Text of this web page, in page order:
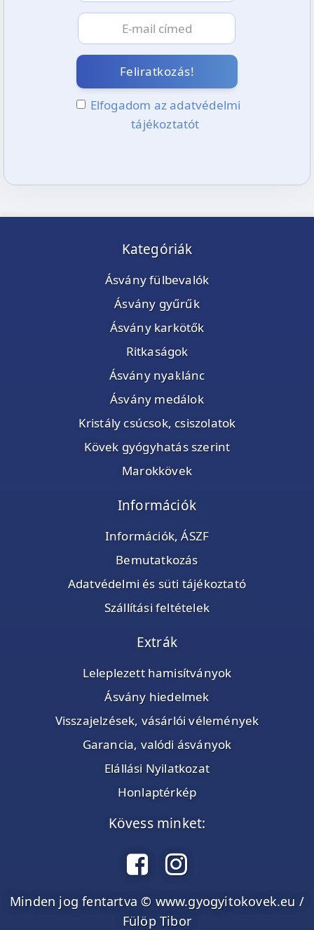
Feliratkozás!
Elfogadom az adatvédelmi
tájékoztatót
Kategóriák
Ásvány fülbevalók
Ásvány gyűrűk
Ásvány karkötők
Ritkaságok
Ásvány nyaklánc
Ásvány medálok
Kristály csúcsok, csiszolatok
Kövek gyógyhatás szerint
Marokkövek
Információk
Információk, ÁSZF
Bemutatkozás
Adatvédelmi és süti tájékoztató
Szállítási feltételek
Extrák
Leleplezett hamisítványok
Ásvány hiedelmek
Visszajelzések, vásárlói vélemények
Garancia, valódi ásványok
Elállási Nyilatkozat
Honlaptérkép
Kövess minket:
Minden jog fentartva © www.gyogyitokovek.eu /
Fülöp Tibor